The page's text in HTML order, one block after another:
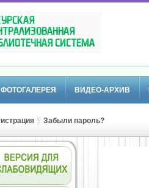
ФОТОГАЛЕРЕЯ ВИДЕО-АРХИВ
Забыли пароль?